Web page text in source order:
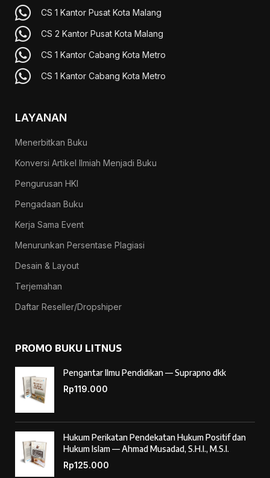
CS 1 Kantor Pusat Kota Malang
CS 2 Kantor Pusat Kota Malang
CS 1 Kantor Cabang Kota Metro
CS 1 Kantor Cabang Kota Metro
LAYANAN
Menerbitkan Buku
Konversi Artikel Ilmiah Menjadi Buku
Pengurusan HKI
Pengadaan Buku
Kerja Sama Event
Menurunkan Persentase Plagiasi
Desain & Layout
Terjemahan
Daftar Reseller/Dropshiper
PROMO BUKU LITNUS
Pengantar Ilmu Pendidikan — Suprapno dkk
Rp119.000
Hukum Perikatan Pendekatan Hukum Positif dan
Hukum Islam — Ahmad Musadad, S.H.I., M.S.I.
Rp125.000